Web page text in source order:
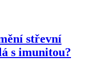
střevní
s imunitou?